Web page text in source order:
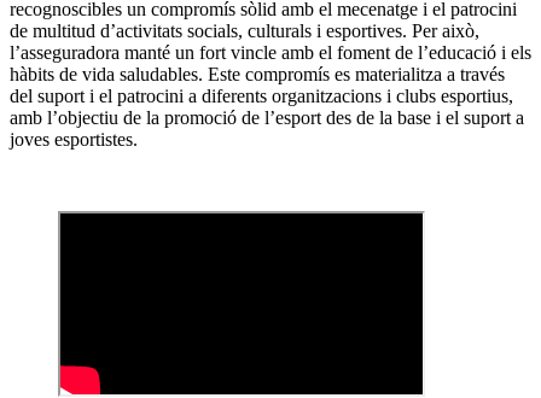
recognoscibles un compromís sòlid amb el mecenatge i el patrocini
de multitud d’activitats socials, culturals i esportives. Per això,
l’asseguradora manté un fort vincle amb el foment de l’educació i els
hàbits de vida saludables. Este compromís es materialitza a través
del suport i el patrocini a diferents organitzacions i clubs esportius,
amb l’objectiu de la promoció de l’esport des de la base i el suport a
joves esportistes.